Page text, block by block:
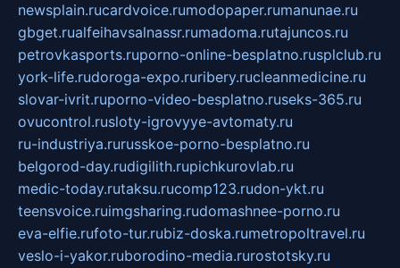
newsplain.rucardvoice.rumodopaper.rumanunae.ru
gbget.rualfeihavsalnassr.rumadoma.rutajuncos.ru
petrovkasports.ruporno-online-besplatno.rusplclub.ru
york-life.rudoroga-expo.ruribery.rucleanmedicine.ru
slovar-ivrit.ruporno-video-besplatno.ruseks-365.ru
ovucontrol.rusloty-igrovyye-avtomaty.ru
ru-industriya.rurusskoe-porno-besplatno.ru
belgorod-day.rudigilith.rupichkurovlab.ru
medic-today.rutaksu.rucomp123.rudon-ykt.ru
teensvoice.ruimgsharing.rudomashnee-porno.ru
eva-elfie.rufoto-tur.rubiz-doska.rumetropoltravel.ru
veslo-i-yakor.ruborodino-media.rurostotsky.ru